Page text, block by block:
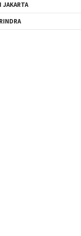
JAKARTA